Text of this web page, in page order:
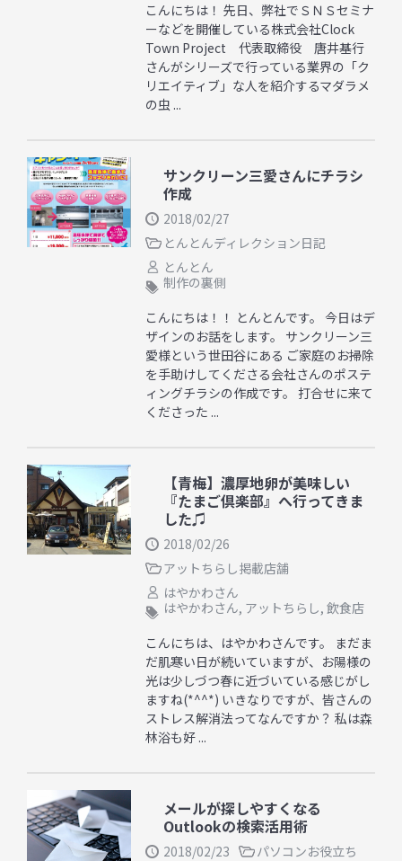
こんにちは！ 先日、弊社でＳＮＳセミナ
ーなどを開催している株式会社Clock
Town Project 代表取締役 唐井基行
さんがシリーズで行っている業界の「ク
リエイティブ」な人を紹介するマダラメ
の虫 ...
サンクリーン三愛さんにチラシ
作成
2018/02/27
とんとんディレクション日記
とんとん
制作の裏側
こんにちは！！ とんとんです。 今日はデ
ザインのお話をします。 サンクリーン三
愛様という世田谷にある ご家庭のお掃除
を手助けしてくださる会社さんのポステ
ィングチラシの作成です。 打合せに来て
くださった ...
【青梅】濃厚地卵が美味しい
『たまご倶楽部』へ行ってきま
した♫
2018/02/26
アットちらし掲載店舗
はやかわさん
はやかわさん, アットちらし, 飲食店
こんにちは、はやかわさんです。 まだま
だ肌寒い日が続いていますが、お陽様の
光は少しづつ春に近づいている感じがし
ますね(*^^*) いきなりですが、皆さんの
ストレス解消法ってなんですか？ 私は森
林浴も好 ...
メールが探しやすくなる
Outlookの検索活用術
2018/02/23
パソコンお役立ち